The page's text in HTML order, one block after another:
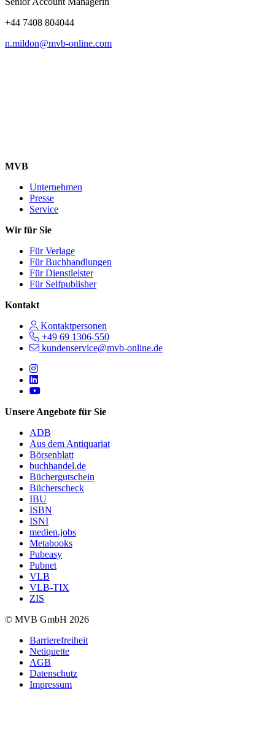
+44 7408 804044
n.mildon@mvb-online.com
MVB
Unternehmen
Presse
Service
Wir für Sie
Für Verlage
Für Buchhandlungen
Für Dienstleister
Für Selfpublisher
Kontakt
Kontaktpersonen
+49 69 1306-550
kundenservice@mvb-online.de
Follow us on https://www.instagram.com/lifeatmvb/
Follow us on https://www.linkedin.com/company/mvbbooks
Follow us on https://www.youtube.com/@mvbbooks
Unsere Angebote für Sie
ADB
Aus dem Antiquariat
Börsenblatt
buchhandel.de
Büchergutschein
Bücherscheck
IBU
ISBN
ISNI
medien.jobs
Metabooks
Pubeasy
Pubnet
VLB
VLB-TIX
ZIS
© MVB GmbH 2026
Barrierefreiheit
Netiquette
AGB
Datenschutz
Impressum